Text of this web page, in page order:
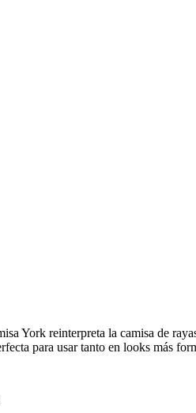
York reinterpreta la camisa de
para usar tanto en looks más